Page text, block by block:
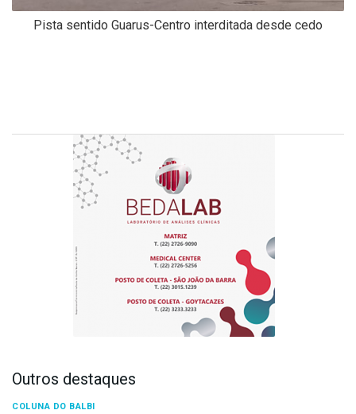
Pista sentido Guarus-Centro interditada desde cedo
Outros destaques
COLUNA DO BALBI